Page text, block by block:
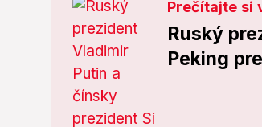
Prečítajte si
Ruský
Peking